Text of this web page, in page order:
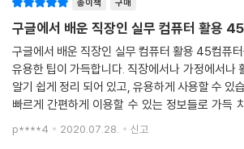
_ 연속 데이터 자동 입력하기 · 132
28 엑셀 함수, 네 가지만 알면 된다 · 134
_ SUM 함수 · 134
_ IF 함수 · 136
_ SUMIF 함수 · 140
니다. 설득력 있는 파워포인트 슬라이드 만드는 방
데이터 정리하는 방법, 일 처리가 빨라지는 이메일
이고, 원하는 것들을 보다 효율적이고 효과적으로
법을 확인해 보세요.
이 책의 대상 독자
● 모든 직장인
종이책 구매
구글에서 배운 직장인 실무 컴퓨터 활용 45
구글에서 배운 직장인 실무 컴퓨터 활용 45컴퓨
유용한 팁이 가득합니다. 직장에서나 가정에서나
알기 쉽게 정리 되어 있고, 유용하게 사용할 수 있
빠르게 간편하게 이용할 수 있는 정보들로 가득
하시고, 구글 드라이브나 지메일 등 활용하시면
니다. 강력
p****4 2020.07.28. 신고